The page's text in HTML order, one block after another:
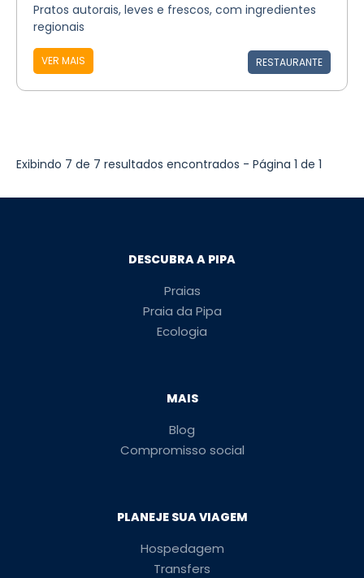
Pratos autorais, leves e frescos, com ingredientes
regionais
VER MAIS RESTAURANTE
Exibindo 7 de 7 resultados encontrados - Página 1 de 1
DESCUBRA A PIPA
Praias
Praia da Pipa
Ecologia
MAIS
Blog
Compromisso social
PLANEJE SUA VIAGEM
Hospedagem
Transfers